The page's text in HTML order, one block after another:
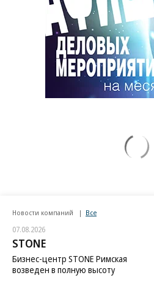
Новости компаний Все
07.08.2026
STONE
Бизнес-центр STONE Римская
возведен в полную высоту